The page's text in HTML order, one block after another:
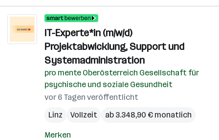
IT-Experte*in (m/w/d)
Projektabwicklung, Support und
Systemadministration
pro mente Oberösterreich Gesellschaft für
psychische und soziale Gesundheit
vor 6 Tagen veröffentlicht
Linz
Vollzeit ab 3.348,90 € monatlich
Merken